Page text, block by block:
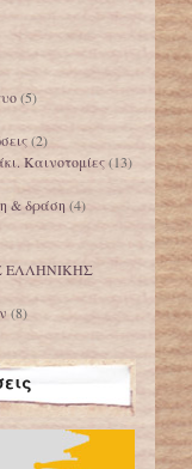
(5)
(2)
Καινοτομίες(13)
& δράση (4)
ΕΛΛΗΝΙΚΗΣ
(8)